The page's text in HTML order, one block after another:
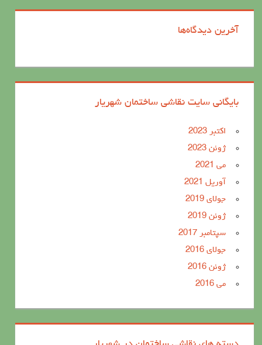
آخرین دیدگاه‌ها
بایگانی سایت نقاشی ساختمان شهریار
اکتبر 2023
ژوئن 2023
می 2021
آوریل 2021
جولای 2019
ژوئن 2019
سپتامبر 2017
جولای 2016
ژوئن 2016
می 2016